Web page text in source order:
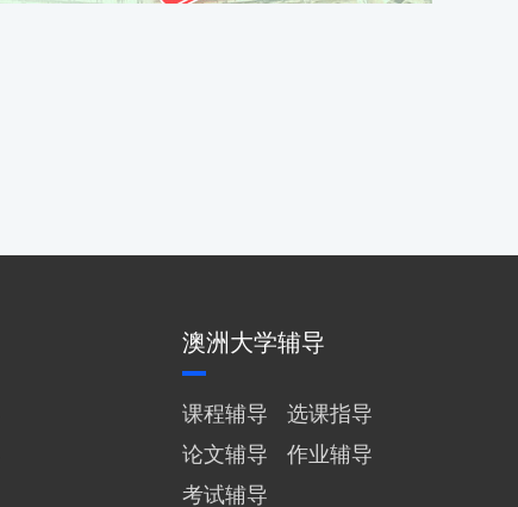
澳洲大学辅导
课程辅导
选课指导
论文辅导
作业辅导
考试辅导